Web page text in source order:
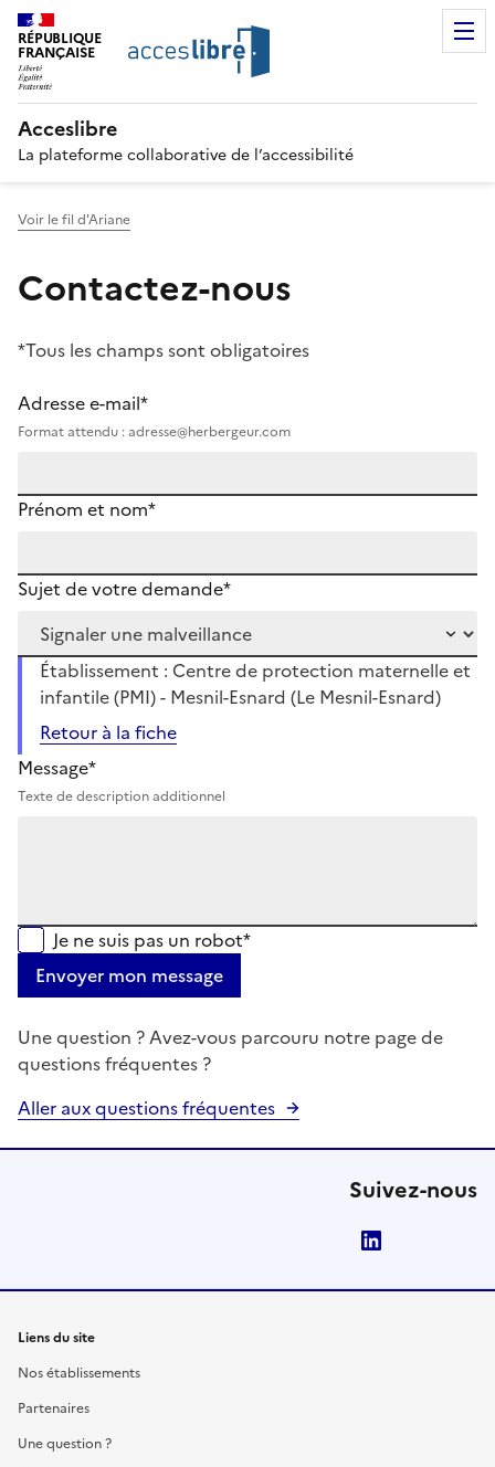
RÉPUBLIQUE
FRANÇAISE
Acceslibre
La plateforme collaborative de l’accessibilité
Voir le fil d'Ariane
Contactez-nous
*Tous les champs sont obligatoires
Adresse e-mail*
Format attendu : adresse@herbergeur.com
Prénom et nom*
Sujet de votre demande*
Établissement : Centre de protection maternelle et
infantile (PMI) - Mesnil-Esnard (Le Mesnil-Esnard)
Retour à la fiche
Message*
Texte de description additionnel
Je ne suis pas un robot*
Envoyer mon message
Une question ? Avez-vous parcouru notre page de
questions fréquentes ?
Aller aux questions fréquentes
Suivez-nous
Liens du site
Nos établissements
Partenaires
Une question ?